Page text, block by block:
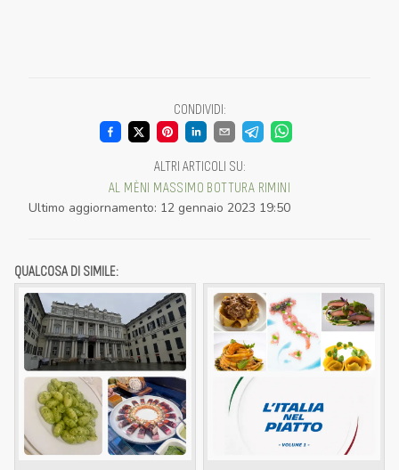
CONDIVIDI:
ALTRI ARTICOLI SU:
AL MÈNI MASSIMO BOTTURA RIMINI
Ultimo aggiornamento: 12 gennaio 2023 19:50
QUALCOSA DI SIMILE: